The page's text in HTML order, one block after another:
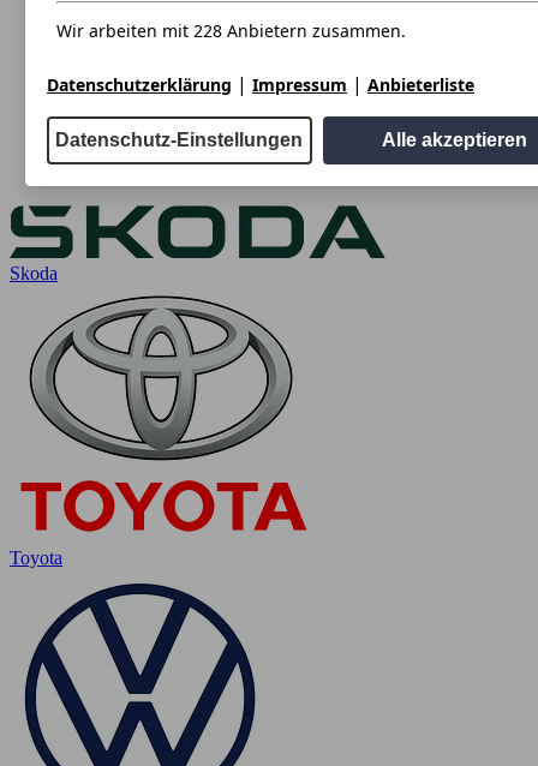
Skoda
Toyota
Wir arbeiten mit 228 Anbietern zusammen.
Datenschutzerklärung | Impressum | Anbieterliste
Datenschutz-Einstellungen Alle akzeptieren